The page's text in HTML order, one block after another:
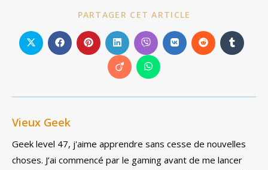
PARTAGER CET ARTICLE
CONTENU
Ouvrir
dans
Ouvrir
dans
Ouvrir
dans
autre
fenêtre
Ouvrir
dans
une
autre
fenêtre
Ouvrir
dans
une
autre
fenêtre
Ouvrir
dans
Ouvrir
dans
Ouvrir
dans
Ouvrir
dans
autre
Ouvrir
dans
autre
Vieux Geek
Geek level 47, j'aime apprendre sans cesse de nouvelles
choses. J’ai commencé par le gaming avant de me lancer